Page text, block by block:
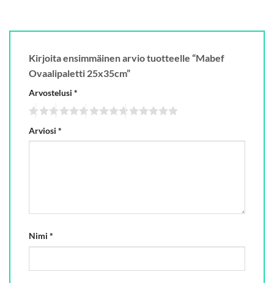
Kirjoita ensimmäinen arvio tuotteelle “Mabef
Ovaalipaletti 25x35cm”
Arvostelusi *
Arviosi *
Nimi *